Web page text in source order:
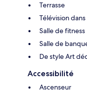
Terrasse
Télévision
Salle de fitness
Salle de
De style Art
Accessibilité
Ascenseur